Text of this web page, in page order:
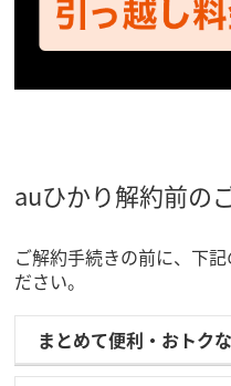
auひかり解約前の
ご解約手続きの前に、下
ださい。
まとめて便利・おトク